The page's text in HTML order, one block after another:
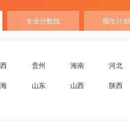
专业分数线 招生计划
贵州 海南 河北
山东 山西 陕西